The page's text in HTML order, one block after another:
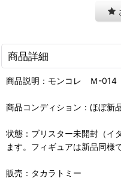
商品詳細
商品説明：モンコレ Ｍ-014
商品コンディション：ほぼ新
状態：ブリスター未開封（イ
ます。フィギュアは新品同様
販売：タカラトミー